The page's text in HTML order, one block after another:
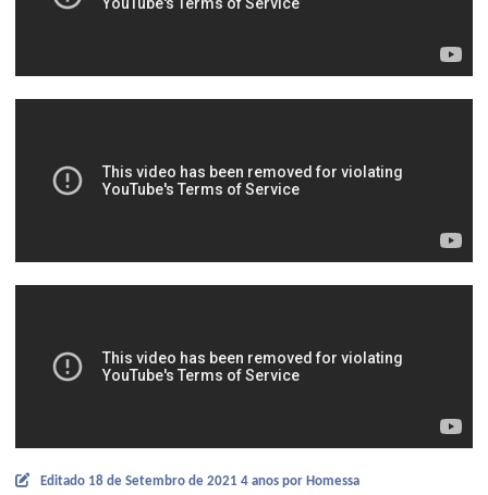
Editado 18 de Setembro de 2021 4 anos por Homessa